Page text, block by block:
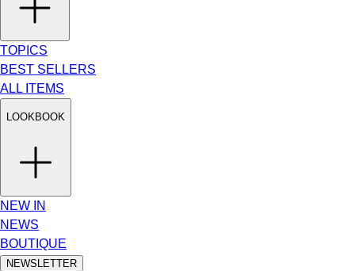
TOPICS
BEST SELLERS
ALL ITEMS
LOOKBOOK
NEW IN
NEWS
BOUTIQUE
NEWSLETTER